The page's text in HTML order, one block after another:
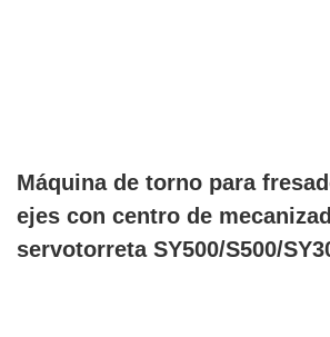
Máquina de torno para
ejes con centro de
servotorreta SY500/S500/